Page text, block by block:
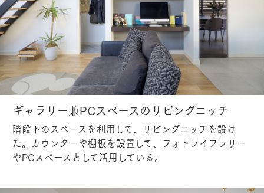
ギャラリー兼PCスペースのリビングニッチ
階段下のスペースを利用して、リビングニッチを設け
た。カウンターや棚板を設置して、フォトライブラリー
やPCスペースとして活用している。